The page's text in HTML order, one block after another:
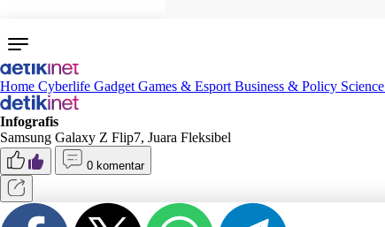
Home Cyberlife Gadget Games & Esport Business & Policy Science
Infografis
Samsung Galaxy Z Flip7, Juara Fleksibel
0 komentar